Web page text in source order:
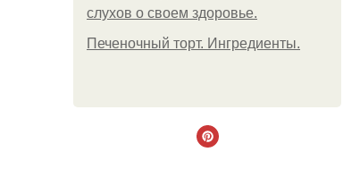
слухов о своем здоровье.
Печеночный торт. Ингредиенты.